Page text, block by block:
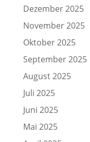
Dezember 2025
November 2025
Oktober 2025
September 2025
August 2025
Juli 2025
Juni 2025
Mai 2025